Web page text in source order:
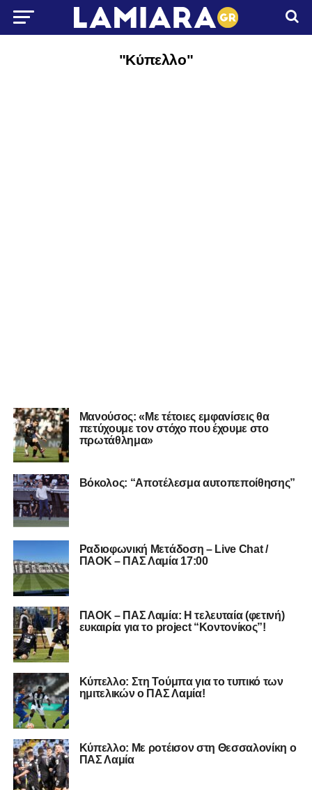
"Κύπελλο"
Μανούσος: «Με τέτοιες εμφανίσεις θα
πετύχουμε τον στόχο που έχουμε στο
πρωτάθλημα»
Βόκολος: “Αποτέλεσμα αυτοπεποίθησης”
Ραδιοφωνική Μετάδοση – Live Chat /
ΠΑΟΚ – ΠΑΣ Λαμία 17:00
ΠΑΟΚ – ΠΑΣ Λαμία: Η τελευταία (φετινή)
ευκαιρία για το project “Κοντονίκος”!
Κύπελλο: Στη Τούμπα για το τυπικό των
ημιτελικών ο ΠΑΣ Λαμία!
Κύπελλο: Με ροτέισον στη Θεσσαλονίκη ο
ΠΑΣ Λαμία